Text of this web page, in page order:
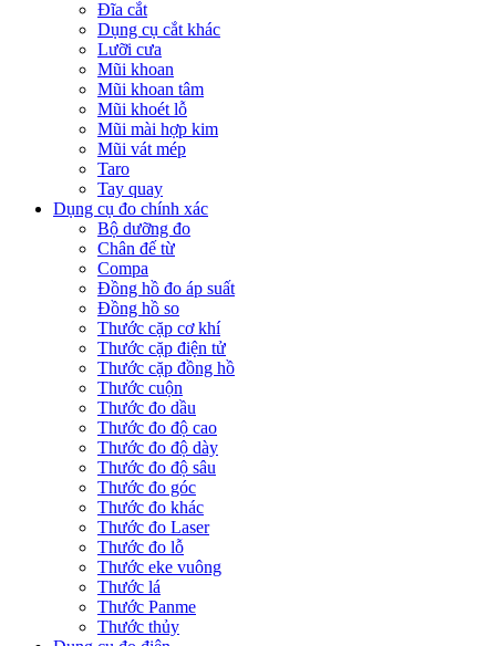
Đĩa cắt
Dụng cụ cắt khác
Lưỡi cưa
Mũi khoan
Mũi khoan tâm
Mũi khoét lỗ
Mũi mài hợp kim
Mũi vát mép
Taro
Tay quay
Dụng cụ đo chính xác
Bộ dưỡng đo
Chân đế từ
Compa
Đồng hồ đo áp suất
Đồng hồ so
Thước cặp cơ khí
Thước cặp điện tử
Thước cặp đồng hồ
Thước cuộn
Thước đo dầu
Thước đo độ cao
Thước đo độ dày
Thước đo độ sâu
Thước đo góc
Thước đo khác
Thước đo Laser
Thước đo lỗ
Thước eke vuông
Thước lá
Thước Panme
Thước thủy